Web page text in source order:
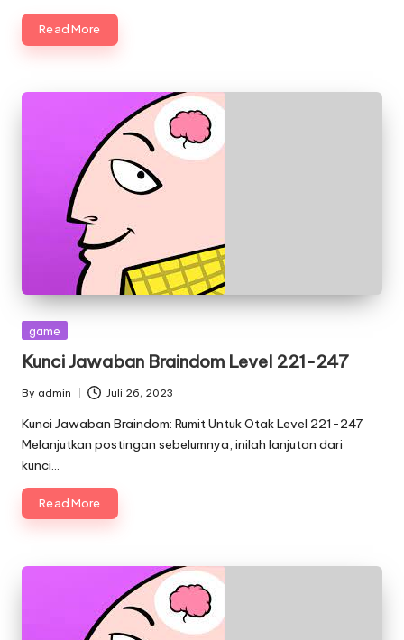
Read More
Posted
game
Kunci Jawaban Braindom Level 221-247
Posted
by
By admin Juli 26, 2023
Kunci Jawaban Braindom: Rumit Untuk Otak Level 221-247
Melanjutkan postingan sebelumnya, inilah lanjutan dari
kunci…
Read More